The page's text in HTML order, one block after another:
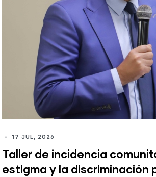
- 17 JUL, 2026
Taller de incidencia
estigma y la discriminación